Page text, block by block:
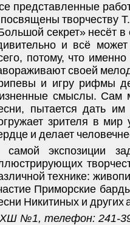
представленные
творчеству
секрет» несёт
и всё
потому, что
своей
и игру рифмы
смыслы. Сам
пытается дать
зрителя в мир
и делает
самой экспозиции
технике:
Приморские
Никитиных и
№1, телефон: 241-